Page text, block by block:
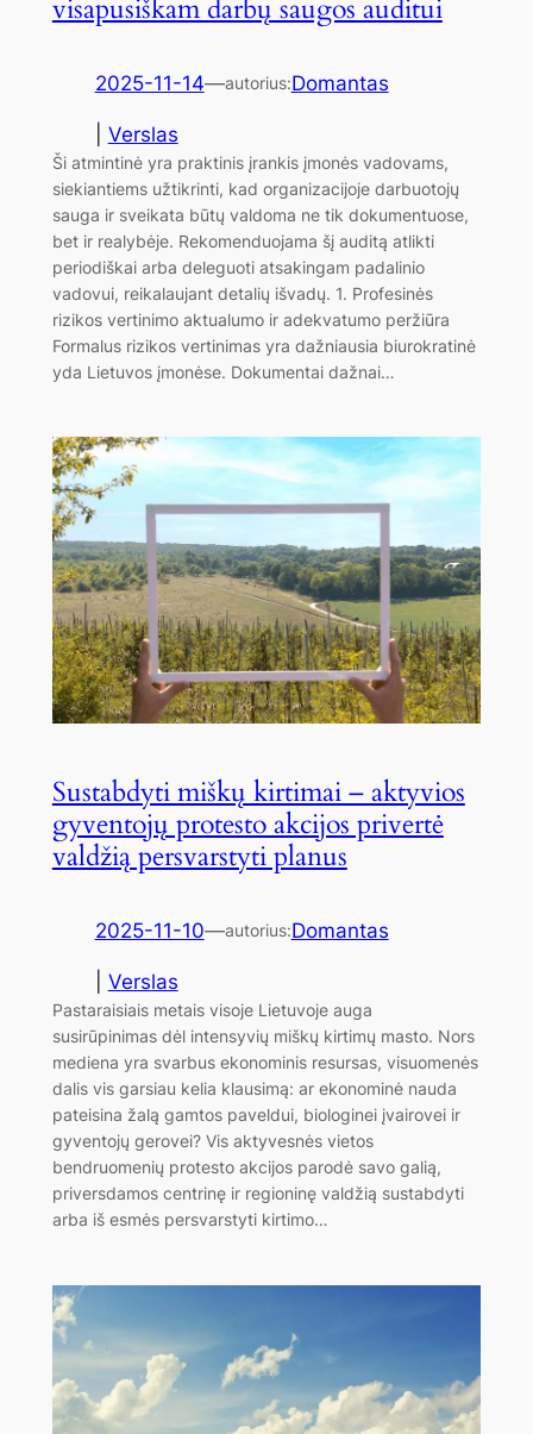
visapusiškam darbų saugos auditui
2025-11-14—autorius:Domantas
Verslas
Ši atmintinė yra praktinis įrankis įmonės vadovams,
siekiantiems užtikrinti, kad organizacijoje darbuotojų
sauga ir sveikata būtų valdoma ne tik dokumentuose,
bet ir realybėje. Rekomenduojama šį auditą atlikti
periodiškai arba deleguoti atsakingam padalinio
vadovui, reikalaujant detalių išvadų. 1. Profesinės
rizikos vertinimo aktualumo ir adekvatumo peržiūra
Formalus rizikos vertinimas yra dažniausia biurokratinė
yda Lietuvos įmonėse. Dokumentai dažnai…
Sustabdyti miškų kirtimai – aktyvios
gyventojų protesto akcijos privertė
valdžią persvarstyti planus
2025-11-10—autorius:Domantas
Verslas
Pastaraisiais metais visoje Lietuvoje auga
susirūpinimas dėl intensyvių miškų kirtimų masto. Nors
mediena yra svarbus ekonominis resursas, visuomenės
dalis vis garsiau kelia klausimą: ar ekonominė nauda
pateisina žalą gamtos paveldui, biologinei įvairovei ir
gyventojų gerovei? Vis aktyvesnės vietos
bendruomenių protesto akcijos parodė savo galią,
priversdamos centrinę ir regioninę valdžią sustabdyti
arba iš esmės persvarstyti kirtimo…